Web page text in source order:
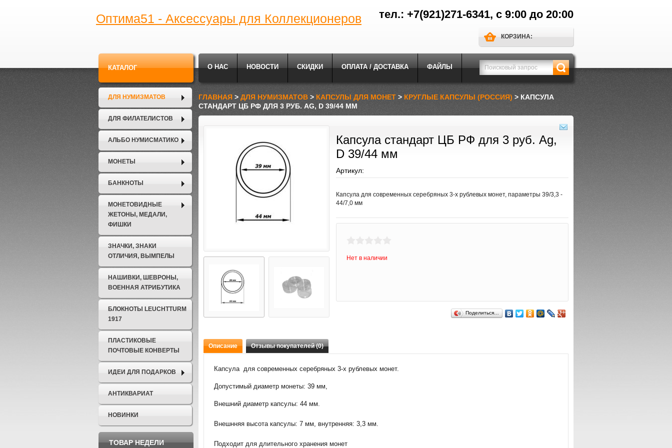
тел.: +7(921)271-6341, с 9:00 до 20:00
Оптима51 - Аксессуары для Коллекционеров
КОРЗИНА:
О НАС НОВОСТИ СКИДКИ ОПЛАТА / ДОСТАВКА ФАЙЛЫ
КАТАЛОГ
ДЛЯ НУМИЗМАТОВ
ДЛЯ ФИЛАТЕЛИСТОВ
АЛЬБО НУМИСМАТИКО
МОНЕТЫ
БАНКНОТЫ
МОНЕТОВИДНЫЕ
ЖЕТОНЫ, МЕДАЛИ,
ФИШКИ
ЗНАЧКИ, ЗНАКИ
ОТЛИЧИЯ, ВЫМПЕЛЫ
НАШИВКИ, ШЕВРОНЫ,
ВОЕННАЯ АТРИБУТИКА
БЛОКНОТЫ LEUCHTTURM
1917
ПЛАСТИКОВЫЕ
ПОЧТОВЫЕ КОНВЕРТЫ
ИДЕИ ДЛЯ ПОДАРКОВ
АНТИКВАРИАТ
НОВИНКИ
ТОВАР НЕДЕЛИ
ГЛАВНАЯ > ДЛЯ НУМИЗМАТОВ > КАПСУЛЫ ДЛЯ МОНЕТ > КРУГЛЫЕ КАПСУЛЫ (РОССИЯ) > КАПСУЛА
СТАНДАРТ ЦБ РФ ДЛЯ 3 РУБ. AG, D 39/44 ММ
Капсула стандарт ЦБ РФ для 3 руб. Ag,
D 39/44 мм
Артикул:
Капсула для современных серебряных 3-х рублевых монет, параметры 39/3,3 -
44/7,0 мм
Нет в наличии
Поделиться…
Описание Отзывы покупателей (0)
Капсула для современных серебряных 3-х рублевых монет.
Допустимый диаметр монеты: 39 мм,
Внешний диаметр капсулы: 44 мм.
Внешнняя высота капсулы: 7 мм, внутренняя: 3,3 мм.
Подходит для длительного хранения монет